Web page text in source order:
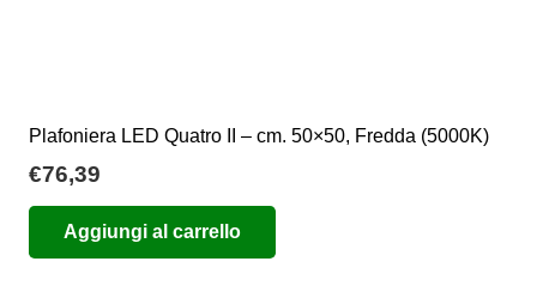
Plafoniera LED Quatro II – cm. 50×50, Fredda (5000K)
€76,39
Aggiungi al carrello